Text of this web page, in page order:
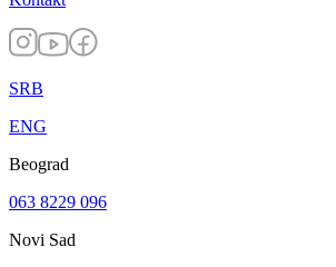
SRB
ENG
Beograd
063 8229 096
Novi Sad